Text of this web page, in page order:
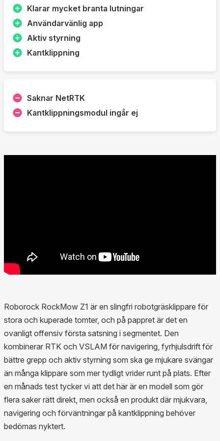
Klarar mycket branta lutningar
Användarvänlig app
Aktiv styrning
Kantklippning
Saknar NetRTK
Kantklippningsmodul ingår ej
Roborock RockMow Z1 är en slingfri robotgräsklippare för
stora och kuperade tomter, och på pappret är det en
ovanligt offensiv första satsning i segmentet. Den
kombinerar RTK och VSLAM för navigering, fyrhjulsdrift för
bättre grepp och aktiv styrning som ska ge mjukare svängar
än många klippare som mer tydligt vrider runt på plats. Efter
en månads test tycker vi att det här är en modell som gör
flera saker rätt direkt, men också en produkt där mjukvara,
navigering och förväntningar på kantklippning behöver
bedömas nyktert.